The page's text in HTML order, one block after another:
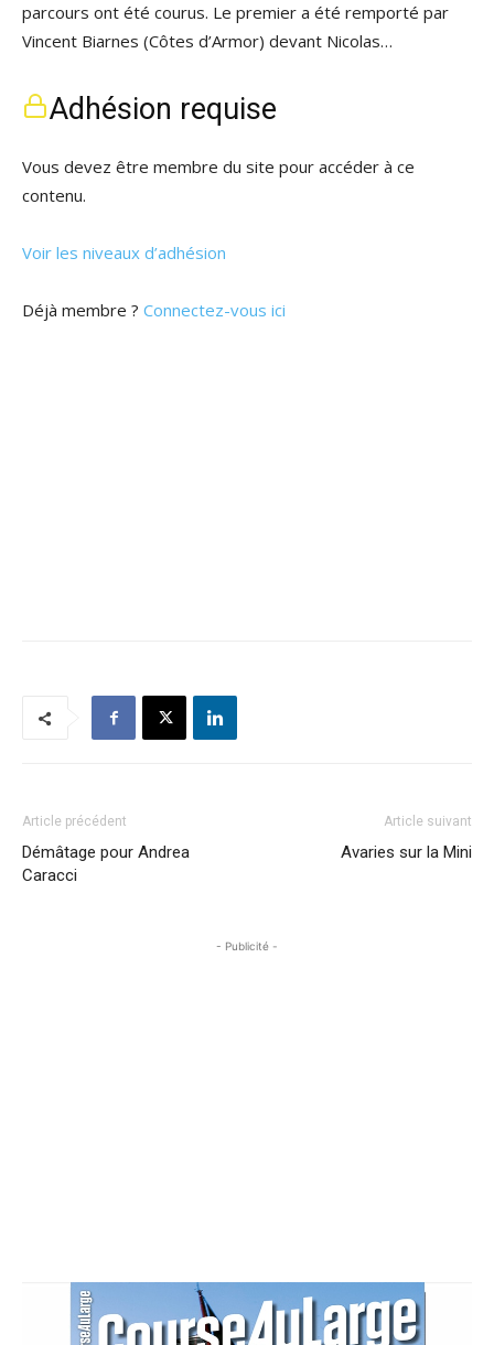
parcours ont été courus. Le premier a été remporté par
Vincent Biarnes (Côtes d’Armor) devant Nicolas…
Adhésion requise
Vous devez être membre du site pour accéder à ce
contenu.
Voir les niveaux d’adhésion
Déjà membre ? Connectez-vous ici
Article précédent
Démâtage pour Andrea
Caracci
Article suivant
Avaries sur la Mini
- Publicité -